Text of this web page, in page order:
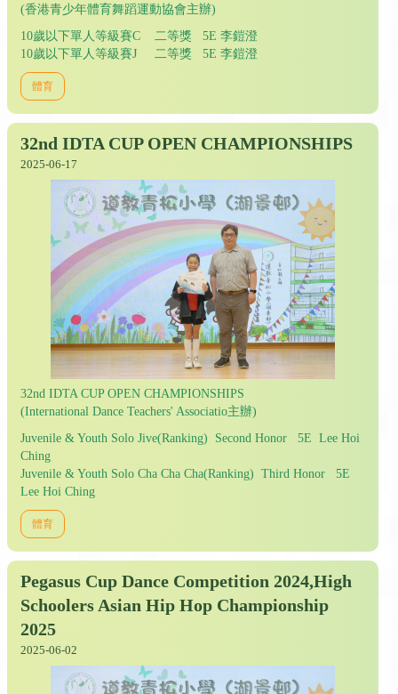
(香港青少年體育舞蹈運動協會主辦)
10歲以下單人等級賽C 二等獎 5E 李鎧澄
10歲以下單人等級賽J 二等獎 5E 李鎧澄
體育
32nd IDTA CUP OPEN CHAMPIONSHIPS
2025-06-17
32nd IDTA CUP OPEN CHAMPIONSHIPS
(International Dance Teachers' Associatio主辦)
Juvenile & Youth Solo Jive(Ranking) Second Honor 5E Lee Hoi
Ching
Juvenile & Youth Solo Cha Cha Cha(Ranking) Third Honor 5E
Lee Hoi Ching
體育
Pegasus Cup Dance Competition 2024,High
Schoolers Asian Hip Hop Championship
2025
2025-06-02